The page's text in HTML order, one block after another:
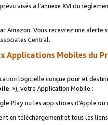
visés à l'annexe XVI du
Vous recevrez une alerte
Central.
Applications Mobiles du
logicielle conçue pour et
»), votre Application Mobile :
Play ou les app stores d'Apple ou
en téléchargement et tous les